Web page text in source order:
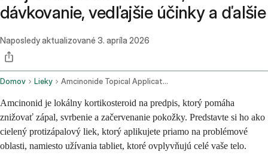
dávkovanie, vedľajšie účinky a ďalšie
Naposledy aktualizované 3. apríla 2026
Domov Lieky Amcinonide Topical Application Route
Amcinonid je lokálny kortikosteroid na predpis, ktorý pomáha
znižovať zápal, svrbenie a začervenanie pokožky. Predstavte si ho ako
cielený protizápalový liek, ktorý aplikujete priamo na problémové
oblasti, namiesto užívania tabliet, ktoré ovplyvňujú celé vaše telo.